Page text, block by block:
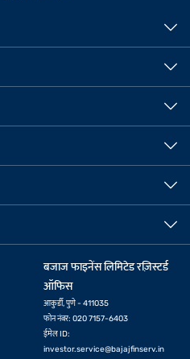
बजाज फाइनेंस लिमिटेड रज़िस्टर्ड
ऑफिस
आकुर्डी, पुणे - 411035
फोन नंबर: 020 7157-6403
ईमेल ID:
investor.service@bajajfinserv.in